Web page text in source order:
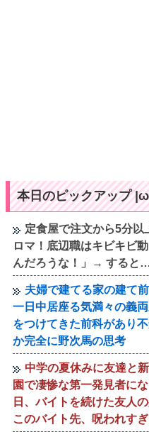
本日のピックアップ
定食屋で注文から5分以
ロマ！底辺職はキビキビ
んだろうな！」→ すると
夫婦で建てる家の建て
一日中居座る気満々の義
をつけてきた前科があり
か完全に野次馬の思考
中学の夏休みに友達と
園で凄惨な第一発見者に
日、バイトを続けた友人
このバイト先、呪われす